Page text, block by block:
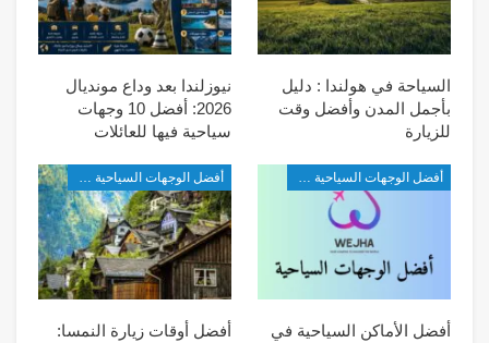
السياحة في هولندا : دليل
بأجمل المدن وأفضل وقت
للزيارة
نيوزلندا بعد وداع مونديال
2026: أفضل 10 وجهات
سياحية فيها للعائلات
أفضل الوجهات السياحية في أوروبا
أفضل الأماكن السياحية في
أفضل الوجهات السياحية في أوروبا
أفضل أوقات زيارة النمسا: